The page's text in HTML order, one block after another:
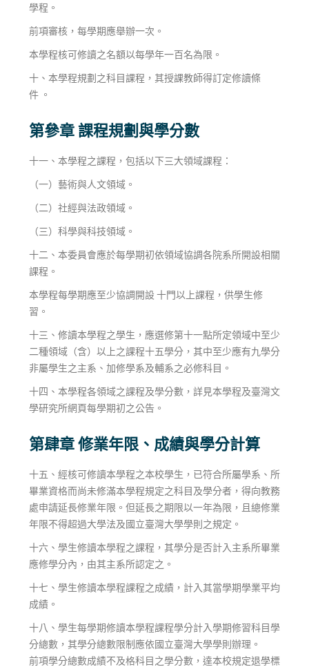
學程。
前項審核，每學期應舉辦一次。
本學程核可修讀之名額以每學年一百名為限。
十、本學程規劃之科目課程，其授課教師得訂定修讀條
件 。
第參章 課程規劃與學分數
十一、本學程之課程，包括以下三大領域課程：
（一）藝術與人文領域。
（二）社經與法政領域。
（三）科學與科技領域。
十二、本委員會應於每學期初依領域協調各院系所開設相關
課程。
本學程每學期應至少協調開設 十門以上課程，供學生修
習。
十三、修讀本學程之學生，應選修第十一點所定領域中至少
二種領域（含）以上之課程十五學分，其中至少應有九學分
非屬學生之主系、加修學系及輔系之必修科目。
十四、本學程各領域之課程及學分數，詳見本學程及臺灣文
學研究所網頁每學期初之公告。
第肆章 修業年限、成績與學分計算
十五、經核可修讀本學程之本校學生，已符合所屬學系、所
畢業資格而尚未修滿本學程規定之科目及學分者，得向教務
處申請延長修業年限。但延長之期限以一年為限，且總修業
年限不得超過大學法及國立臺灣大學學則之規定。
十六、學生修讀本學程之課程，其學分是否計入主系所畢業
應修學分內，由其主系所認定之。
十七、學生修讀本學程課程之成績，計入其當學期學業平均
成績。
十八、學生每學期修讀本學程課程學分計入學期修習科目學
分總數，其學分總數限制應依國立臺灣大學學則辦理。
前項學分總數成績不及格科目之學分數，達本校規定退學標